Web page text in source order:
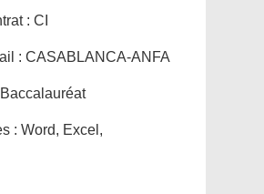
: CI
: CASABLANCA-ANFA
Baccalauréat
: Word, Excel,